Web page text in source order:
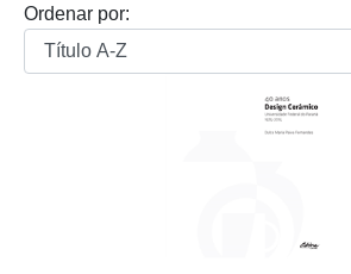
Ordenar por: